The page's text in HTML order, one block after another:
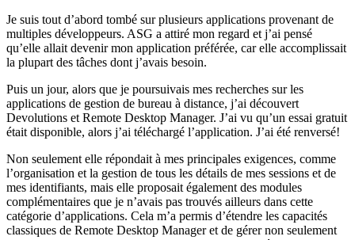
Je suis tout d’abord tombé sur plusieurs applications provenant de
multiples développeurs. ASG a attiré mon regard et j’ai pensé
qu’elle allait devenir mon application préférée, car elle accomplissait
la plupart des tâches dont j’avais besoin.
Puis un jour, alors que je poursuivais mes recherches sur les
applications de gestion de bureau à distance, j’ai découvert
Devolutions et Remote Desktop Manager. J’ai vu qu’un essai gratuit
était disponible, alors j’ai téléchargé l’application. J’ai été renversé!
Non seulement elle répondait à mes principales exigences, comme
l’organisation et la gestion de tous les détails de mes sessions et de
mes identifiants, mais elle proposait également des modules
complémentaires que je n’avais pas trouvés ailleurs dans cette
catégorie d’applications. Cela m’a permis d’étendre les capacités
classiques de Remote Desktop Manager et de gérer non seulement